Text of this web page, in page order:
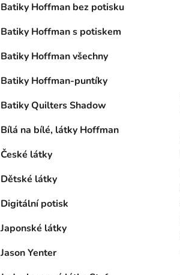
Batiky Hoffman bez potisku
Batiky Hoffman s potiskem
Batiky Hoffman všechny
Batiky Hoffman-puntíky
Batiky Quilters Shadow
Bílá na bílé, látky Hoffman
České látky
Dětské látky
Digitální potisk
Japonské látky
Jason Yenter